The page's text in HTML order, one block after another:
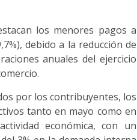
los menores pagos a
debido a la reducción de
anuales del ejercicio
por los contribuyentes, los
tanto en mayo como en
económica, con un